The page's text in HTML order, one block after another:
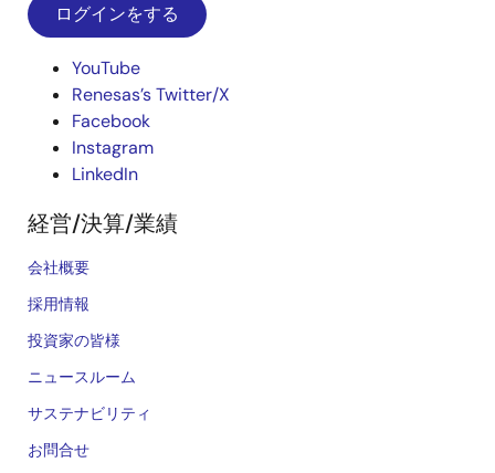
ログインをする
YouTube
Renesas’s Twitter/X
Facebook
Instagram
LinkedIn
経営/決算/業績
会社概要
採用情報
投資家の皆様
ニュースルーム
サステナビリティ
お問合せ